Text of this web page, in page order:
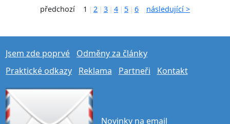
předchozí
1 2 3 4 5 6 následující >
Jsem zde poprvé
Odměny za články
Praktické odkazy
Reklama Partneři Kontakt
Novinky na email